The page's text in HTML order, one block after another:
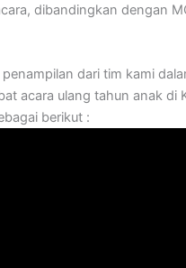
dibandingkan dengan
dari tim kami
acara ulang tahun anak di
berikut :